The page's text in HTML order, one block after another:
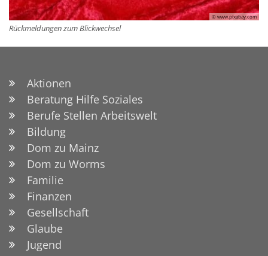
© www.pixabay.com
Rückmeldungen zum Blickwechsel
Aktionen
Beratung Hilfe Soziales
Berufe Stellen Arbeitswelt
Bildung
Dom zu Mainz
Dom zu Worms
Familie
Finanzen
Gesellschaft
Glaube
Jugend